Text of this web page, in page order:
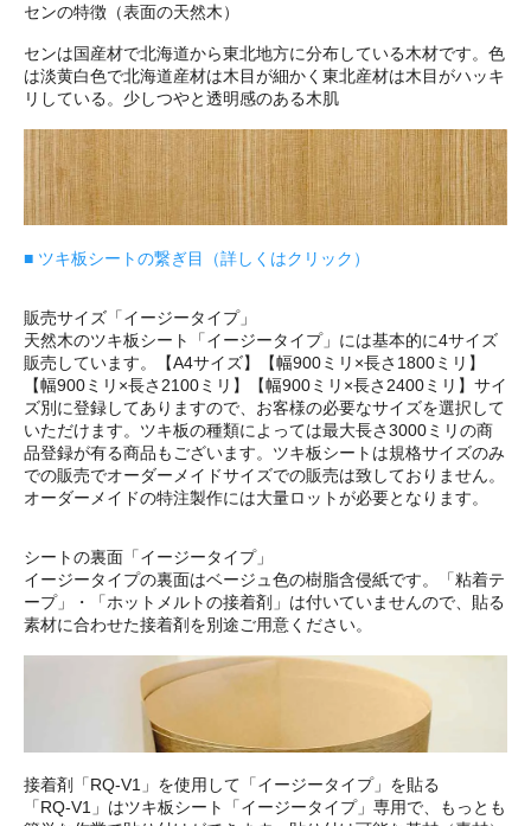
センの特徴（表面の天然木）
センは国産材で北海道から東北地方に分布している木材です。色
は淡黄白色で北海道産材は木目が細かく東北産材は木目がハッキ
リしている。少しつやと透明感のある木肌
■ ツキ板シートの繋ぎ目（詳しくはクリック）
販売サイズ「イージータイプ」
天然木のツキ板シート「イージータイプ」には基本的に4サイズ
販売しています。【A4サイズ】【幅900ミリ×長さ1800ミリ】
【幅900ミリ×長さ2100ミリ】【幅900ミリ×長さ2400ミリ】サイ
ズ別に登録してありますので、お客様の必要なサイズを選択して
いただけます。ツキ板の種類によっては最大長さ3000ミリの商
品登録が有る商品もございます。ツキ板シートは規格サイズのみ
での販売でオーダーメイドサイズでの販売は致しておりません。
オーダーメイドの特注製作には大量ロットが必要となります。
シートの裏面「イージータイプ」
イージータイプの裏面はベージュ色の樹脂含侵紙です。「粘着テ
ープ」・「ホットメルトの接着剤」は付いていませんので、貼る
素材に合わせた接着剤を別途ご用意ください。
接着剤「RQ-V1」を使用して「イージータイプ」を貼る
「RQ-V1」はツキ板シート「イージータイプ」専用で、もっとも